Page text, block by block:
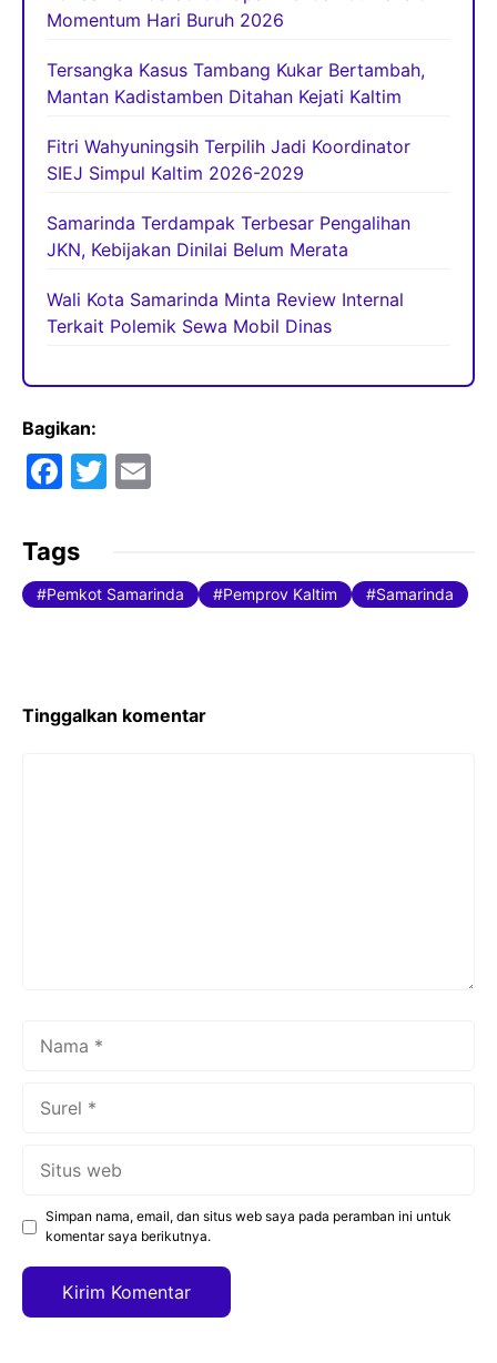
Momentum Hari Buruh 2026
Tersangka Kasus Tambang Kukar Bertambah,
Mantan Kadistamben Ditahan Kejati Kaltim
Fitri Wahyuningsih Terpilih Jadi Koordinator
SIEJ Simpul Kaltim 2026-2029
Samarinda Terdampak Terbesar Pengalihan
JKN, Kebijakan Dinilai Belum Merata
Wali Kota Samarinda Minta Review Internal
Terkait Polemik Sewa Mobil Dinas
Bagikan:
F
c
e
b
k
T
er l
Tags
Pemkot Samarinda Pemprov Kaltim Samarinda
Tinggalkan komentar
Simpan nama, email, dan situs web saya pada peramban ini untuk
komentar saya berikutnya.